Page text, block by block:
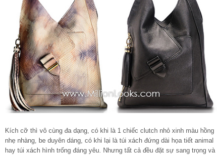
Kích cỡ thì vô cùng đa dạng, có khi là 1 chiếc clutch nhỏ xinh màu hồng
nhẹ nhàng, be duyên dáng, có khi lại là túi xách đứng dài họa tiết animal
hay túi xách hình trống đáng yêu. Nhưng tất cả đều đặt sự sang trọng và